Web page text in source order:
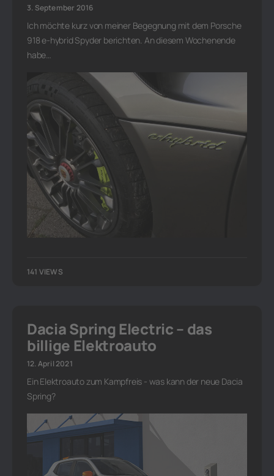
3. September 2016
Ich möchte kurz von meiner Begegnung mit dem Porsche
918 e-hybrid Spyder berichten. An diesem Wochenende
habe…
141 VIEWS
Dacia Spring Electric – das
billige Elektroauto
12. April 2021
Ein Elektroauto zum Kampfreis - was kann der neue Dacia
Spring?